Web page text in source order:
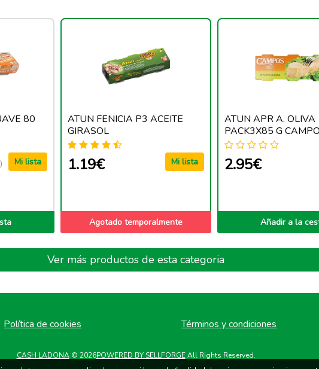
80
Mi lista
ATUN FENICIA P3 ACEITE
GIRASOL
1.19€
Agotado temporalmente
Mi lista
ATUN APR A. OLIVA
PACK3X85 G
2.95€
Añadir a la
Ver más productos de esta categoria
Política de cookies Términos y condiciones
CASH LADONA© 2026POWERED BY SELLFORGEAll Rights Reserved.